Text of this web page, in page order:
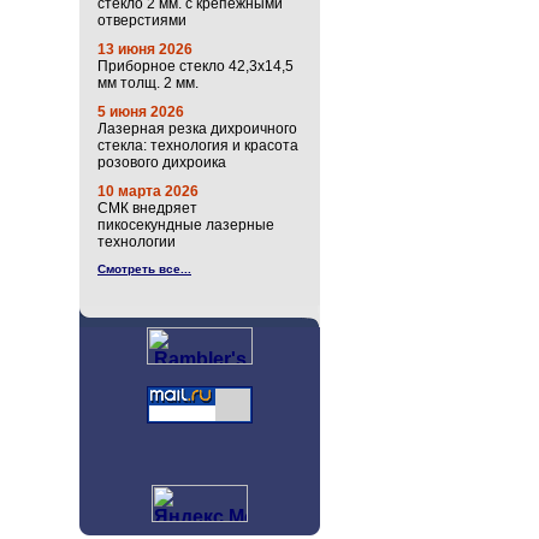
стекло 2 мм. с крепёжными
отверстиями
13 июня 2026
Приборное стекло 42,3х14,5
мм толщ. 2 мм.
5 июня 2026
Лазерная резка дихроичного
стекла: технология и красота
розового дихроика
10 марта 2026
СМК внедряет
пикосекундные лазерные
технологии
Смотреть все...